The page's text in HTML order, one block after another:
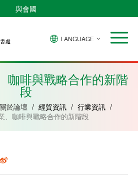
與會國
比
紹
內
亞
克
和
普
西
LANGUAGE
咖啡與戰略合作的新階
段
關於論壇 / 經貿資訊 / 行業資訊 /
、咖啡與戰略合作的新階段